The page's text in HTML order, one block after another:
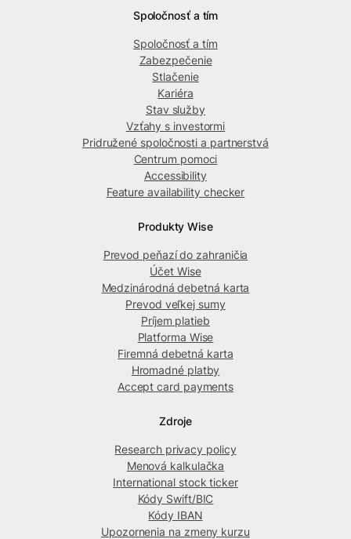
Spoločnosť a tím
Spoločnosť a tím
Zabezpečenie
Stlačenie
Kariéra
Stav služby
Vzťahy s investormi
Pridružené spoločnosti a partnerstvá
Centrum pomoci
Accessibility
Feature availability checker
Produkty Wise
Prevod peňazí do zahraničia
Účet Wise
Medzinárodná debetná karta
Prevod veľkej sumy
Príjem platieb
Platforma Wise
Firemná debetná karta
Hromadné platby
Accept card payments
Zdroje
Research privacy policy
Menová kalkulačka
International stock ticker
Kódy Swift/BIC
Kódy IBAN
Upozornenia na zmeny kurzu